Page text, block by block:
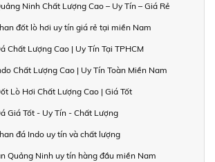
Ninh Chất Lượng Cao – Uy Tín – Giá Rẻ
đốt lò hơi uy tín giá rẻ tại miền Nam
Chất Lượng Cao | Uy Tín Tại TPHCM
Chất Lượng Cao | Uy Tín Toàn Miền Nam
Lò Hơi Chất Lượng Cao | Giá Tốt
Giá Tốt - Uy Tín - Chất Lượng
đá Indo uy tín và chất lượng
Quảng Ninh uy tín hàng đầu miền Nam